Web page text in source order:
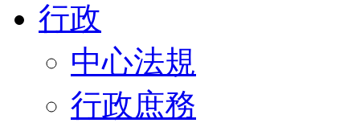
行政
中心法規
行政庶務